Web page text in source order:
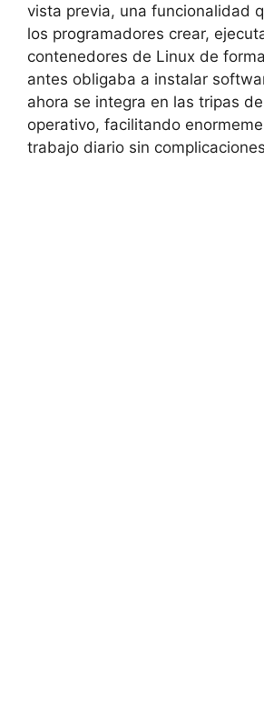
vista previa, una funcionalidad
los programadores crear,
contenedores de Linux de
antes obligaba a instalar
ahora se integra en las tripas
operativo, facilitando
trabajo diario sin